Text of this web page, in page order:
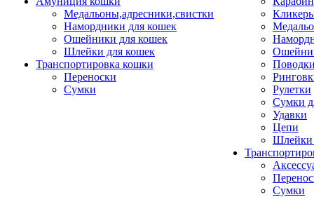
Медальоны,адресники,свистки
Намордники для кошек
Ошейники для кошек
Шлейки для кошек
Транспортировка кошки
Переноски
Сумки
Рулетки
Сумки
Удавки
Цепи
Шлейки
Сумки